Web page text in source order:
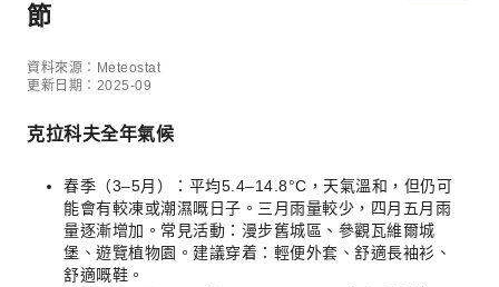
節
資料來源：Meteostat
更新日期：2025-09
克拉科夫全年氣候
春季（3–5月）：平均5.4–14.8°C，天氣溫和，但仍可
能會有較凍或潮濕嘅日子。三月雨量較少，四月五月雨
量逐漸增加。常見活動：漫步舊城區、參觀瓦維爾城
堡、遊覽植物園。建議穿着：輕便外套、舒適長袖衫、
舒適嘅鞋。